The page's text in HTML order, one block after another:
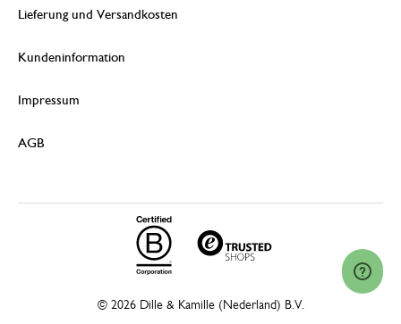
Lieferung und Versandkosten
Kundeninformation
Impressum
AGB
© 2026 Dille & Kamille (Nederland) B.V.